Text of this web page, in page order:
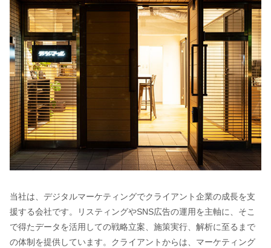
当社は、デジタルマーケティングでクライアント企業の成長を支
援する会社です。リスティングやSNS広告の運用を主軸に、そこ
で得たデータを活用しての戦略立案、施策実行、解析に至るまで
の体制を提供しています。クライアントからは、マーケティング